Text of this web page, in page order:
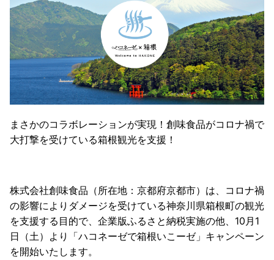
まさかのコラボレーションが実現！創味食品がコロナ禍で
大打撃を受けている箱根観光を支援！
株式会社創味食品（所在地：京都府京都市）は、コロナ禍
の影響によりダメージを受けている神奈川県箱根町の観光
を支援する目的で、企業版ふるさと納税実施の他、10月1
日（土）より「ハコネーゼで箱根いこーゼ」キャンペーン
を開始いたします。